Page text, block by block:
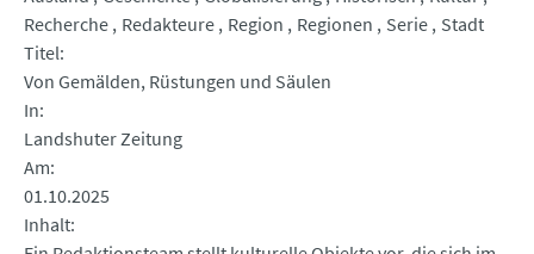
Recherche Redakteure Region Regionen Serie Stadt
Titel
Von Gemälden, Rüstungen und Säulen
In
Landshuter Zeitung
Am
01.10.2025
Inhalt